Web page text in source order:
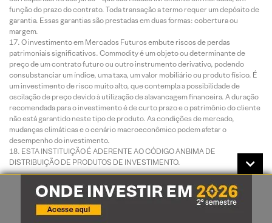
função do prazo do contrato. Toda transação a termo requer um depósito de
garantia. Essas garantias são prestadas em duas formas: cobertura ou
margem.
O investimento em Mercados Futuros embute riscos de perdas
patrimoniais significativos. Commodity é um objeto ou determinante de
preço de um contrato futuro ou outro instrumento derivativo, podendo
consubstanciar um índice, uma taxa, um valor mobiliário ou produto físico. É
um investimento de risco muito alto, que contempla a possibilidade de
oscilação de preço devido à utilização de alavancagem financeira. A duração
recomendada para o investimento é de curto prazo e o patrimônio do cliente
não está garantido neste tipo de produto. As condições de mercado,
mudanças climáticas e o cenário macroeconômico podem afetar o
desempenho do investimento.
ESTA INSTITUIÇÃO É ADERENTE AO CÓDIGO ANBIMA DE
DISTRIBUIÇÃO DE PRODUTOS DE INVESTIMENTO.